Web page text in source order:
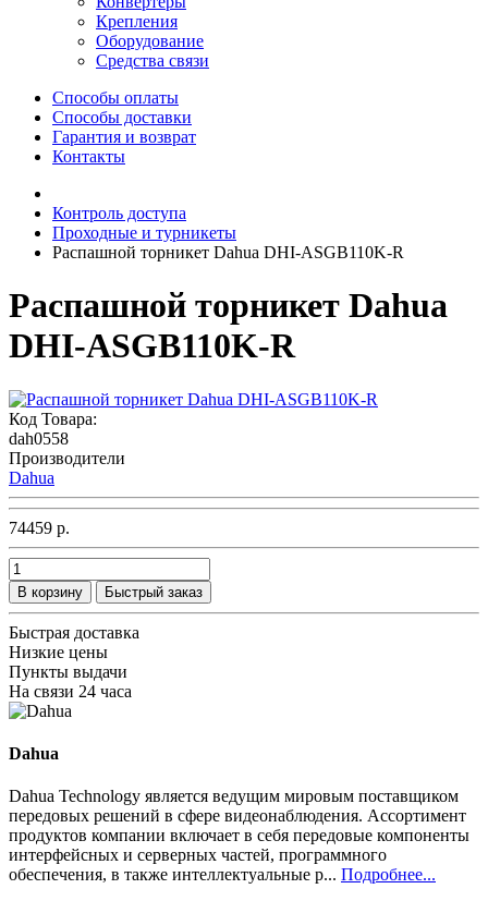
Крепления
Оборудование
Средства связи
Способы оплаты
Способы доставки
Гарантия и возврат
Контакты
Контроль доступа
Проходные и турникеты
Распашной торникет Dahua DHI-ASGB110K-R
Распашной торникет Dahua
DHI-ASGB110K-R
Код Товара:
dah0558
Производители
Dahua
74459 р.
В корзину Быстрый заказ
Быстрая доставка
Низкие цены
Пункты выдачи
На связи 24 часа
Dahua
Dahua Technology является ведущим мировым поставщиком
передовых решений в сфере видеонаблюдения. Ассортимент
продуктов компании включает в себя передовые компоненты
интерфейсных и серверных частей, программного
обеспечения, в также интеллектуальные р... Подробнее...